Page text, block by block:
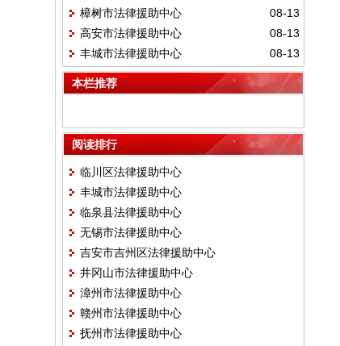
08-13
樟树市法律援助中心
08-13
高安市法律援助中心
08-13
丰城市法律援助中心
本栏推荐
阅读排行
临川区法律援助中心
丰城市法律援助中心
临泉县法律援助中心
无锡市法律援助中心
吉安市吉州区法律援助中心
井冈山市法律援助中心
漳州市法律援助中心
赣州市法律援助中心
抚州市法律援助中心